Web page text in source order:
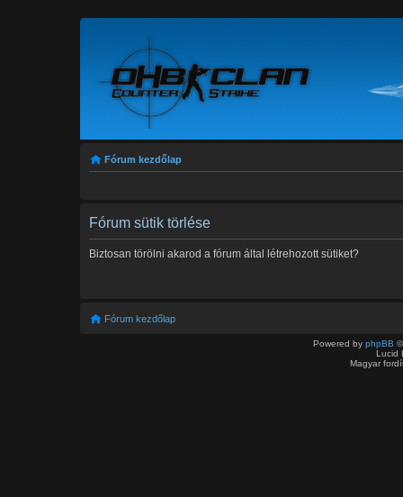
Fórum kezdőlap
Fórum sütik törlése
Biztosan törölni akarod a fórum által létrehozott sütiket?
Fórum kezdőlap
Powered by phpBB
Lucid
Magyar